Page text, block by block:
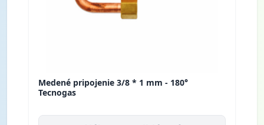
Medené pripojenie 3/8 * 1 mm - 180°
Tecnogas